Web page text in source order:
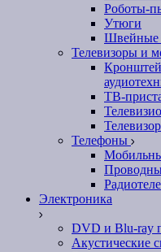
Роботы-
Утюги
Телевизоры и
ТВ-
Телефоны
Электроника
DVD и Blu-ray
Акустические